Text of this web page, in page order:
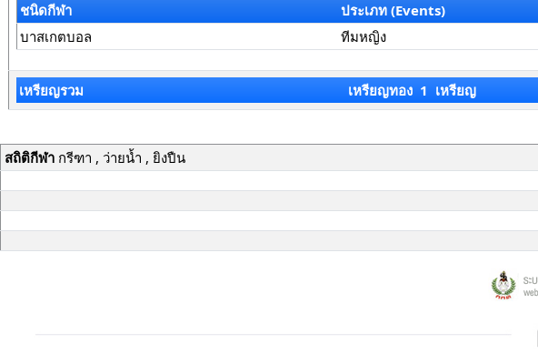
ชนิดกีฬา ประเภท (Events)
บาสเกตบอล
ทีมหญิง
เหรียญรวม เหรียญทอง 1 เหรียญ
สถิติกีฬากรีฑา , ว่ายน้ำ , ยิงปืน